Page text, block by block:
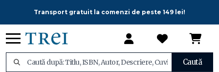
Transport gratuit la comenzi de peste 149 lei!
Caută